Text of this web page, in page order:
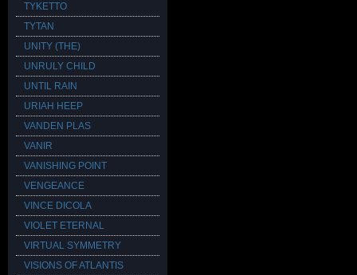
TYKETTO
TYTAN
UNITY (THE)
UNRULY CHILD
UNTIL RAIN
URIAH HEEP
VANDEN PLAS
VANIR
VANISHING POINT
VENGEANCE
VINCE DICOLA
VIOLET ETERNAL
VIRTUAL SYMMETRY
VISIONS OF ATLANTIS